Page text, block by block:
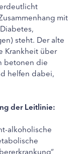
mit
steht. Der alte
Krankheit über
betonen die
helfen dabei,
der Leitlinie:
alkoholische